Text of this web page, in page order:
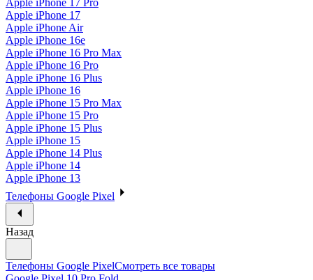
Apple iPhone 17 Pro
Apple iPhone 17
Apple iPhone Air
Apple iPhone 16e
Apple iPhone 16 Pro Max
Apple iPhone 16 Pro
Apple iPhone 16 Plus
Apple iPhone 16
Apple iPhone 15 Pro Max
Apple iPhone 15 Pro
Apple iPhone 15 Plus
Apple iPhone 15
Apple iPhone 14 Plus
Apple iPhone 14
Apple iPhone 13
Телефоны Google Pixel
Назад
Телефоны Google PixelСмотреть все товары